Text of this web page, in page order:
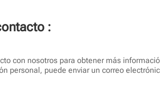
:
con nosotros para obtener más
personal, puede enviar un correo